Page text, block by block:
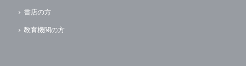
書店の方
教育機関の方